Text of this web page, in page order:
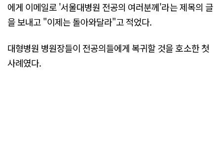
에게 이메일로 '서울대병원 전공의 여러분께'라는 제목의 글
을 보내고 "이제는 돌아와달라"고 적었다.
대형병원 병원장들이 전공의들에게 복귀할 것을 호소한 첫
사례였다.